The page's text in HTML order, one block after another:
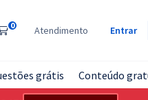
0 Atendimento Entrar
grátis Conteúdo